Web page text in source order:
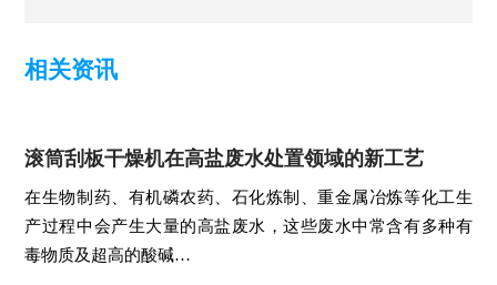
相关资讯
滚筒刮板干燥机在高盐废水处置领域的新工艺
在生物制药、有机磷农药、石化炼制、重金属冶炼等化工生
产过程中会产生大量的高盐废水，这些废水中常含有多种有
毒物质及超高的酸碱…